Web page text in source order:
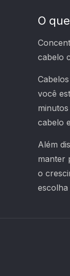
O
cabelo
você
cabelo
Além
manter
o